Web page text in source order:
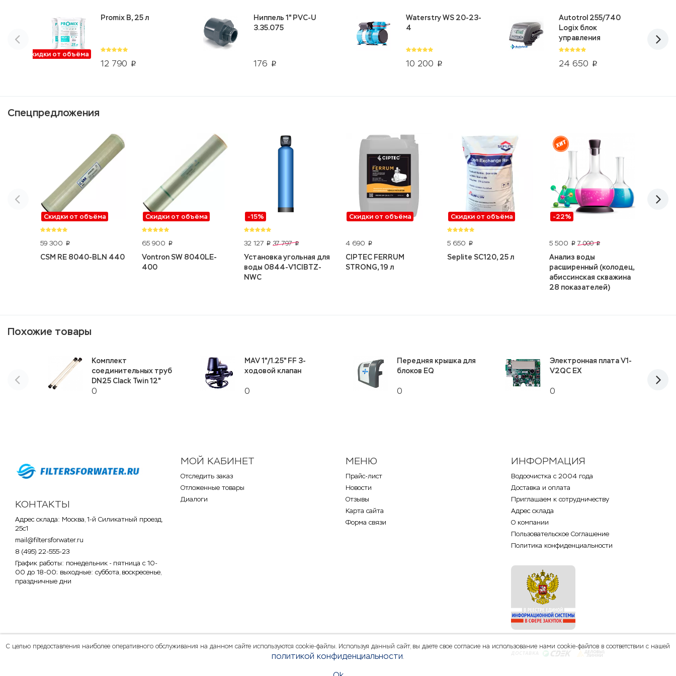
Скидки от объёма
12 790 p
Promix B, 25 л
176 p
Ниппель 1" PVC-U
3.35.075
10 200 p
Waterstry WS 20-23-
4
24 650 p
Autotrol 255/740
Logix блок
управления
Спецпредложения
Скидки от объёма
59 300 p
CSM RE 8040-BLN 440
Скидки от объёма
65 900 p
Vontron SW 8040LE-
400
-15%
32 127 p 37 797 p
Установка угольная для
воды 0844-V1CIBTZ-
NWC
Скидки от объёма
4 690 p
CIPTEC FERRUM
STRONG, 19 л
Скидки от объёма
5 650 p
Seplite SC120, 25 л
-22%
5 500 p 7 000 p
Анализ воды
расширенный (колодец,
абиссинская скважина
28 показателей)
Похожие товары
0
Комплект
соединительных труб
DN25 Clack Twin 12"
0
MAV 1"/1.25" FF 3-
ходовой клапан
0
Передняя крышка для
блоков EQ
0
Электронная плата V1-
V2QC EX
КОНТАКТЫ
Адрес склада: Москва, 1-й Силикатный проезд,
25с1
mail@filtersforwater.ru
8 (495) 22-555-23
График работы: понедельник - пятница с 10-
00 до 18-00; выходные: суббота, воскресенье,
праздничные дни
МОЙ КАБИНЕТ
Отследить заказ
Отложенные товары
Диалоги
МЕНЮ
Прайс-лист
Новости
Отзывы
Карта сайта
Форма связи
ИНФОРМАЦИЯ
Водоочистка с 2004 года
Доставка и оплата
Приглашаем к сотрудничеству
Адрес склада
О компании
Пользовательское Соглашение
Политика конфиденциальности
С целью предоставления наиболее оперативного обслуживания на данном сайте используются cookie-файлы. Используя данный сайт, вы даете свое согласие на использование нами cookie-файлов в соответствии с нашей
политикой конфиденциальности.